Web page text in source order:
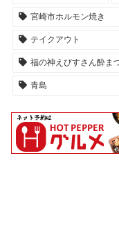
宮崎市ホルモン焼き
テイクアウト
福の神えびすさん酔ま
青島